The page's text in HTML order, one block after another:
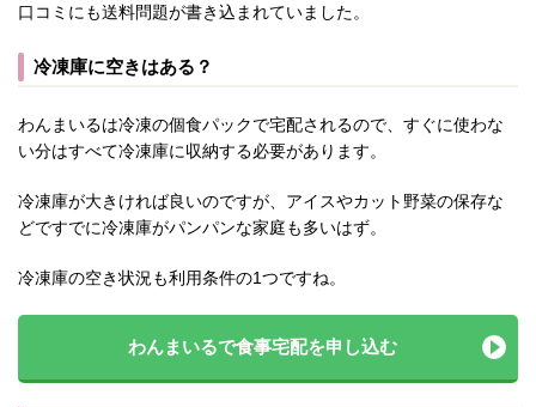
口コミにも送料問題が書き込まれていました。
冷凍庫に空きはある？
わんまいるは冷凍の個食パックで宅配されるので、すぐに使わな
い分はすべて冷凍庫に収納する必要があります。
冷凍庫が大きければ良いのですが、アイスやカット野菜の保存な
どですでに冷凍庫がパンパンな家庭も多いはず。
冷凍庫の空き状況も利用条件の1つですね。
わんまいるで食事宅配を申し込む